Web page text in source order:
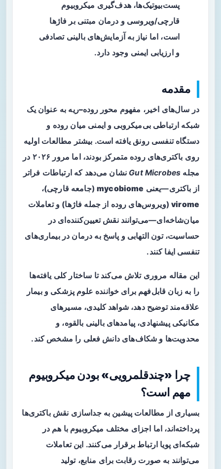
پست‌بیوتیک‌ها، هدف‌گیری میکروبیوم
قارچی/ویروسی و درمان مبتنی بر فاژها
است، اما نیاز به آزمایش‌های بالینی تصادفی
و ارزیابی ایمنی وجود دارد.
مقدمه
در سال‌های اخیر، مفهوم محور روده–ریه به عنوان یک
شبکه ارتباطی بی‌میکروبی و ایمنی میان روده و
دستگاه تنفسی رونق یافته است. بیشتر مطالعات اولیه
روی باکتری‌های روده متمرکز بودند، اما مرور ۲۰۲۶ در
مجله Gut Microbes نشان می‌دهد که ارتباطات فراتر
از باکتری—یعنی mycobiome(جامعه قارچی)،
virome(ویروس‌های روده از جمله فاژها) و تعاملات
میان‌شاخه‌ای—می‌توانند نقش تعیین‌کننده‌ای در
حساسیت، تون التهابی و پاسخ به درمان در بیماری‌های
تنفسی ایفا کنند.
این مقاله مروری تلاش می‌کند تا ساختار کلی یافته‌ها
را به زبان قابل‌فهم برای خواننده علوم پزشکی و بیمار
علاقه‌مند توضیح دهد، شواهد کلیدی، مسیرهای
مکانیکی پیشنهادی، پیامدهای بالینی بالقوه، و
محدویت‌ها و شکاف‌های دانش فعلی را مشخص کند.
چرا «چندقلمرویی» بودن میکروبیوم
مهم است؟
بسیاری از مطالعات پیشین به جداسازی نقش باکتری‌ها
پرداخته‌اند، اما اجزای مختلف میکروبیوم با هم در
شبکه‌ای پویا ارتباط برقرار می‌کنند. این تعاملات
می‌توانند به صورت رقابت برای منابع، تولید